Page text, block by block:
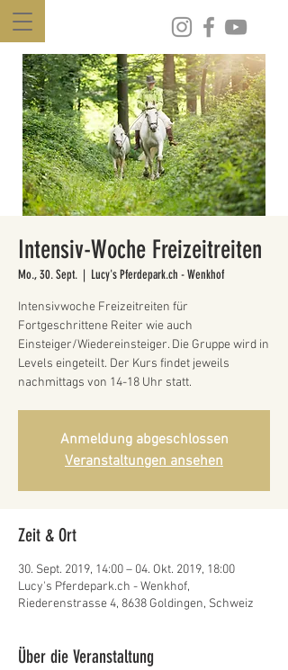
Intensiv-Woche Freizeitreiten
Mo., 30. Sept.
  |
Lucy's Pferdepark.ch - Wenkhof
Intensivwoche Freizeitreiten für
Fortgeschrittene Reiter wie auch
Einsteiger/Wiedereinsteiger. Die Gruppe wird in
Levels eingeteilt. Der Kurs findet jeweils
nachmittags von 14-18 Uhr statt.
Anmeldung abgeschlossen
Veranstaltungen ansehen
Zeit & Ort
30. Sept. 2019, 14:00 – 04. Okt. 2019, 18:00
Lucy's Pferdepark.ch - Wenkhof,
Riederenstrasse 4, 8638 Goldingen, Schweiz
Über die Veranstaltung